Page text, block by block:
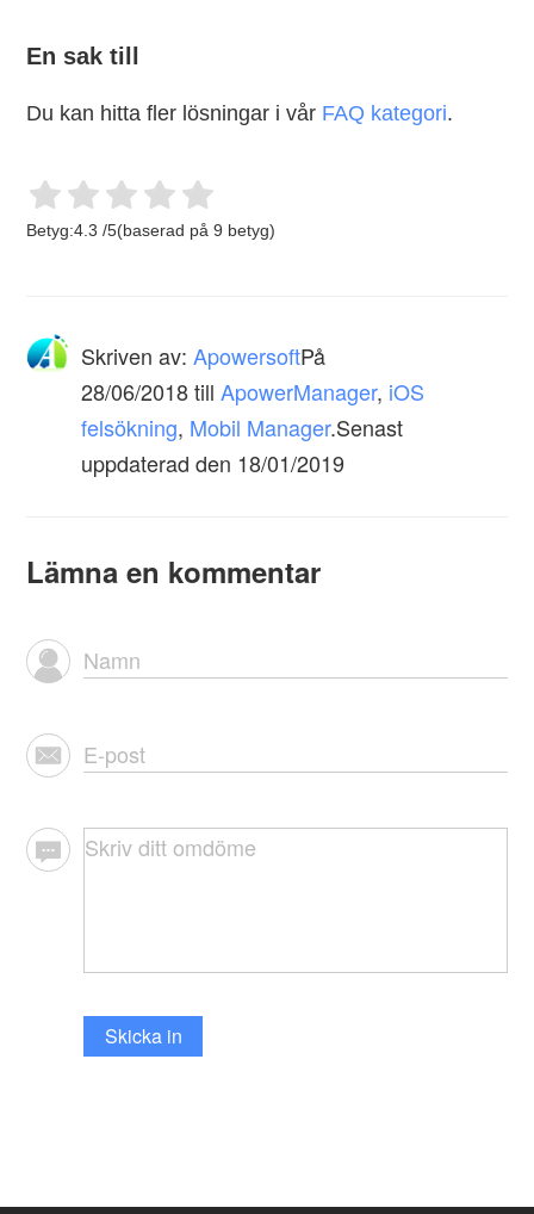
En sak till
Du kan hitta fler lösningar i vår FAQ kategori.
Betyg:4.3 /5(baserad på9 betyg)
Skriven av: ApowersoftPå
28/06/2018 till ApowerManager, iOS
felsökning, Mobil Manager.Senast
uppdaterad den 18/01/2019
Lämna en kommentar
Skicka in